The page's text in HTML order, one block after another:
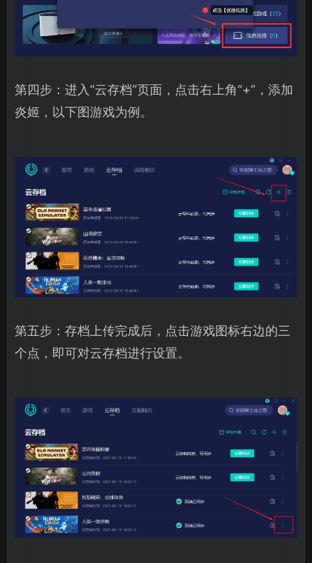
第四步：进入“云存档”页面，点击右上角“+”，添加
炎姬，以下图游戏为例。
第五步：存档上传完成后，点击游戏图标右边的三
个点，即可对云存档进行设置。